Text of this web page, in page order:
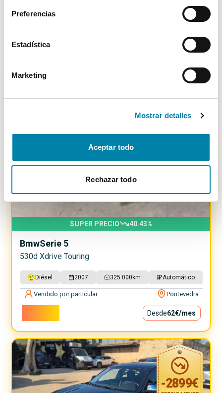
Preferencias
Estadística
Marketing
Mostrar detalles
Aceptar todo
Rechazar todo
Manual
Alicante
14.000€ /mes
-3801
SUPER PRECIO 40.43%
BmwSerie 5
530d Xdrive Touring
Diésel 2007 325.000 km Automático
Vendido por particular Pontevedra
Desde62€/mes
-2899€